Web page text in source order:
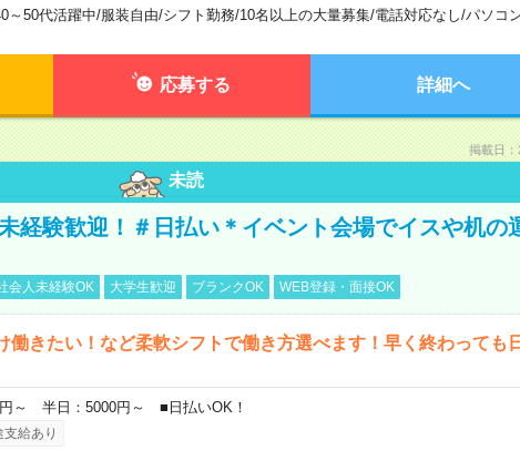
～50代活躍中/服装自由/シフト勤務/10名以上の大量募集/電話対応なし/パソコ
応募する 詳細へ
掲載日：
未読
経験歓迎！＃日払い＊イベント会場でイスや机の
会人未経験OK 大学生歓迎 ブランクOK WEB登録・面接OK
働きたい！など柔軟シフトで働き方選べます！早く終わっても
円～ 半日：5000円～ ■日払いOK！
給あり